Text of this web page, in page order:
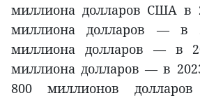
миллиона долларов США в
миллиона долларов — в
миллиона долларов — в
миллиона долларов — в
800 миллионов